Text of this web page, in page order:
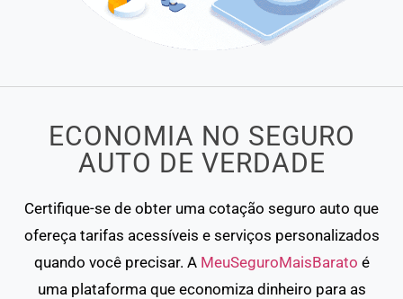
ECONOMIA NO SEGURO
AUTO DE VERDADE
Certifique-se de obter uma cotação seguro auto que
ofereça tarifas acessíveis e serviços personalizados
quando você precisar. A MeuSeguroMaisBarato é
uma plataforma que economiza dinheiro para as